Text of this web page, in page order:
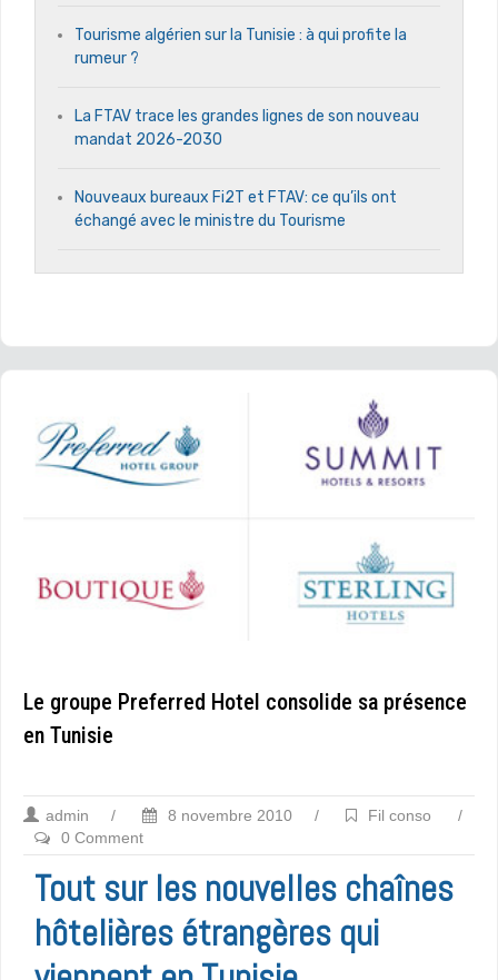
Tourisme algérien sur la Tunisie : à qui profite la
rumeur ?
La FTAV trace les grandes lignes de son nouveau
mandat 2026-2030
Nouveaux bureaux Fi2T et FTAV: ce qu’ils ont
échangé avec le ministre du Tourisme
Le groupe Preferred Hotel consolide sa présence
en Tunisie
admin / 8 novembre 2010 / Fil conso
/
0 Comment
Tout sur les nouvelles chaînes
hôtelières étrangères qui